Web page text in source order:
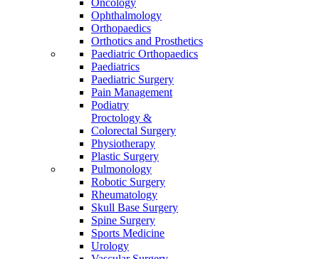
Ophthalmology
Orthopaedics
Orthotics and Prosthetics
Paediatric Orthopaedics
Paediatrics
Paediatric Surgery
Pain Management
Podiatry
Proctology &
Colorectal Surgery
Physiotherapy
Plastic Surgery
Pulmonology
Robotic Surgery
Rheumatology
Skull Base Surgery
Spine Surgery
Sports Medicine
Urology